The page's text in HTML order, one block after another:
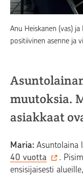
Anu Heiskanen (vas)
positiivinen asenne ja
muutoksia.
asiakkaat
Maria: Asuntolaina
40 vuotta
.
ensisijaisesti